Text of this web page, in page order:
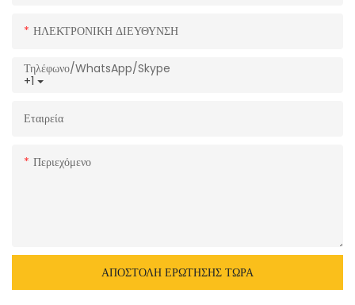
ΗΛΕΚΤΡΟΝΙΚΗ ΔΙΕΥΘΥΝΣΗ
+1
Τηλέφωνο/WhatsApp/Skype
Εταιρεία
Περιεχόμενο
ΑΠΟΣΤΟΛΉ ΕΡΏΤΗΣΗΣ ΤΏΡΑ